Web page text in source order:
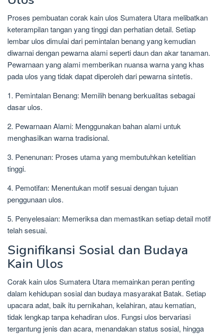
Proses pembuatan corak kain ulos Sumatera Utara melibatkan
keterampilan tangan yang tinggi dan perhatian detail. Setiap
lembar ulos dimulai dari pemintalan benang yang kemudian
diwarnai dengan pewarna alami seperti daun dan akar tanaman.
Pewarnaan yang alami memberikan nuansa warna yang khas
pada ulos yang tidak dapat diperoleh dari pewarna sintetis.
1. Pemintalan Benang: Memilih benang berkualitas sebagai
dasar ulos.
2. Pewarnaan Alami: Menggunakan bahan alami untuk
menghasilkan warna tradisional.
3. Penenunan: Proses utama yang membutuhkan ketelitian
tinggi.
4. Pemotifan: Menentukan motif sesuai dengan tujuan
penggunaan ulos.
5. Penyelesaian: Memeriksa dan memastikan setiap detail motif
telah sesuai.
Signifikansi Sosial dan Budaya
Kain Ulos
Corak kain ulos Sumatera Utara memainkan peran penting
dalam kehidupan sosial dan budaya masyarakat Batak. Setiap
upacara adat, baik itu pernikahan, kelahiran, atau kematian,
tidak lengkap tanpa kehadiran ulos. Fungsi ulos bervariasi
tergantung jenis dan acara, menandakan status sosial, hingga